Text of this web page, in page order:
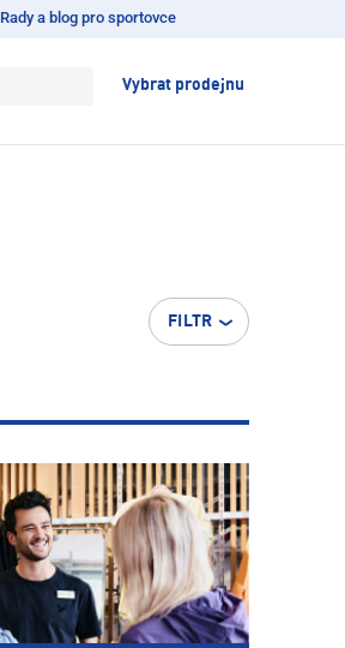
Rady a blog pro sportovce
Vybrat prodejnu
FILTR